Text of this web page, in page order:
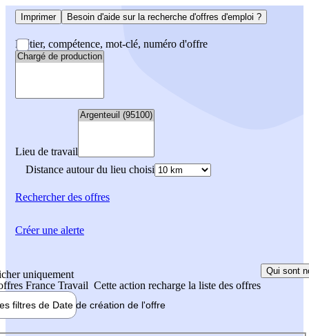
Imprimer Besoin d'aide sur la recherche d'offres d'emploi ?
Métier, compétence, mot-clé, numéro d'offre
Lieu de travail
Distance autour du lieu choisi
Rechercherdes offres
uniquement
France Travail Cette action recharge la liste des offres
Qui sont
filtres de Date de création de l'offre
Créer une alerte